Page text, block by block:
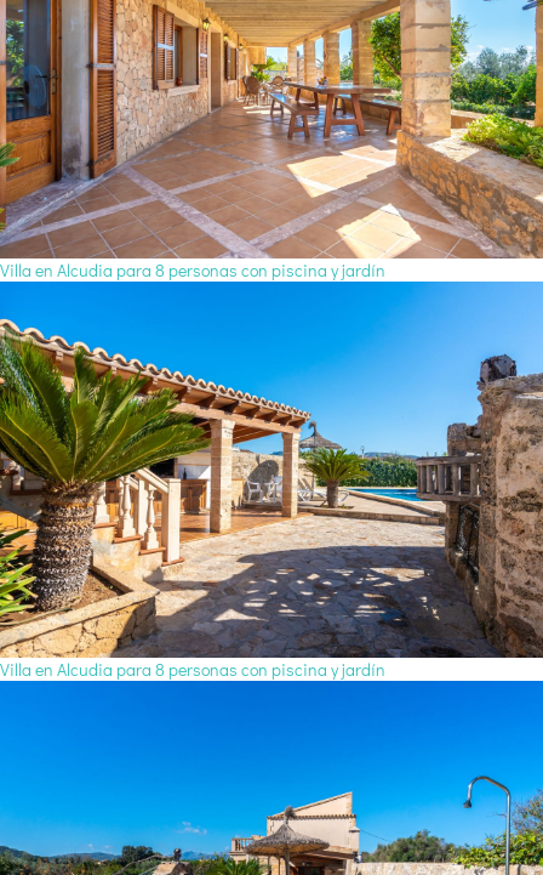
Villa en Alcudia para 8 personas con piscina y jardín
Villa en Alcudia para 8 personas con piscina y jardín